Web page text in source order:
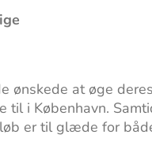
ønskede at øge
i København.
er til glæde for